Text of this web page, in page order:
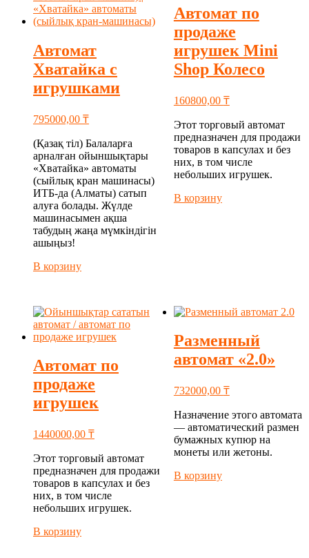
Автомат
Хватайка с
игрушками
795000,00 ₸
(Қазақ тіл) Балаларға
арналған ойыншықтары
«Хватайка» автоматы
(сыйлық кран машинасы)
ИТБ-да (Алматы) сатып
алуға болады. Жүлде
машинасымен ақша
табудың жаңа мүмкіндігін
ашыңыз!
В корзину
Автомат по
продаже
игрушек Mini
Shop Колесо
160800,00 ₸
Этот торговый автомат
предназначен для продажи
товаров в капсулах и без
них, в том числе
небольших игрушек.
В корзину
Автомат по
продаже
игрушек
1440000,00 ₸
Этот торговый автомат
предназначен для продажи
товаров в капсулах и без
них, в том числе
небольших игрушек.
В корзину
Разменный
автомат «2.0»
732000,00 ₸
Назначение этого автомата
— автоматический размен
бумажных купюр на
монеты или жетоны.
В корзину